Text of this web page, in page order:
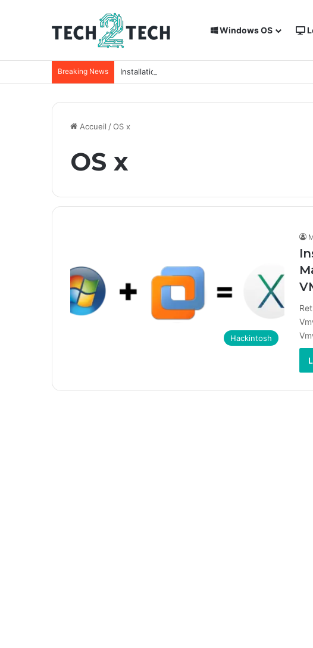
Windows OS
Breaking News Installation de Home Assistant sur un NAS Synology
Accueil /OS x
OS x
Hackintosh